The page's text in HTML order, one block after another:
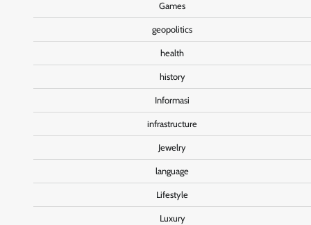
Games
geopolitics
health
history
Informasi
infrastructure
Jewelry
language
Lifestyle
Luxury